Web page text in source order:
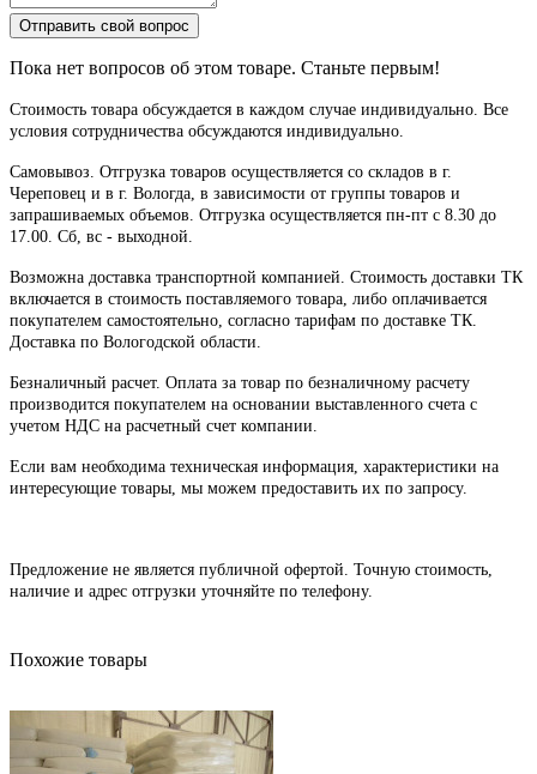
Отправить свой вопрос
Пока нет вопросов об этом товаре. Станьте первым!
Стоимость товара обсуждается в каждом случае индивидуально. Все
условия сотрудничества обсуждаются индивидуально.
Самовывоз. Отгрузка товаров осуществляется со складов в г.
Череповец и в г. Вологда, в зависимости от группы товаров и
запрашиваемых объемов. Отгрузка осуществляется пн-пт с 8.30 до
17.00. Сб, вс - выходной.
Возможна доставка транспортной компанией. Стоимость доставки ТК
включается в стоимость поставляемого товара, либо оплачивается
покупателем самостоятельно, согласно тарифам по доставке ТК.
Доставка по Вологодской области.
Безналичный расчет. Оплата за товар по безналичному расчету
производится покупателем на основании выставленного счета с
учетом НДС на расчетный счет компании.
Если вам необходима техническая информация, характеристики на
интересующие товары, мы можем предоставить их по запросу.
Предложение не является публичной офертой. Точную стоимость,
наличие и адрес отгрузки уточняйте по телефону.
Похожие товары